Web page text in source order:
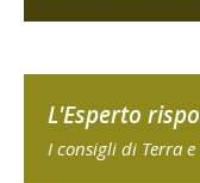
L'Esperto
I consigli di Terra